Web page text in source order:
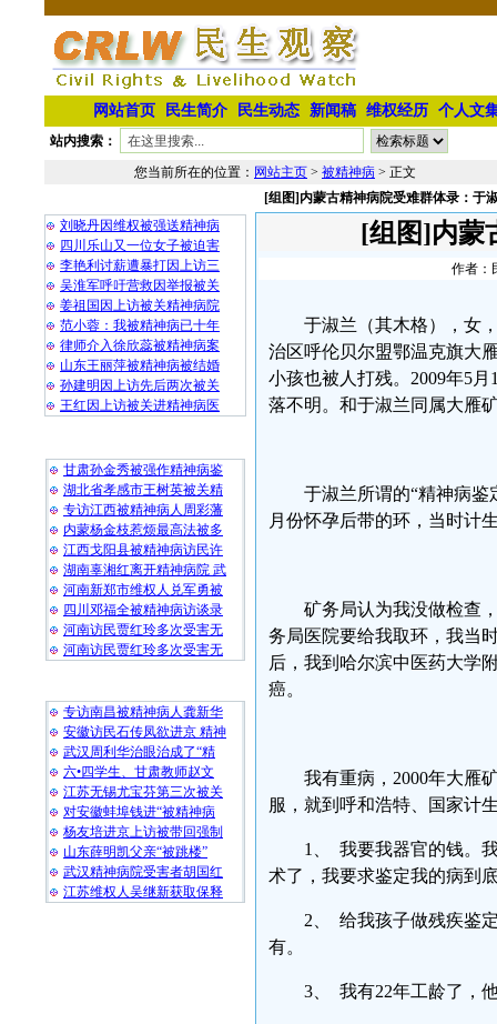
网站首页 民生简介 民生动态 新闻稿 维权经历 个人文
站内搜索：
您当前所在的位置： 网站主页 > 被精神病 > 正文
刘晓丹因维权被强送精神病
四川乐山又一位女子被迫害
李艳利讨薪遭暴打因上访三
吴淮军呼吁营救因举报被关
姜祖国因上访被关精神病院
范小蓉：我被精神病已十年
律师介入徐欣蕊被精神病案
山东王丽萍被精神病被结婚
孙建明因上访先后两次被关
王红因上访被关进精神病医
甘肃孙金秀被强作精神病鉴
湖北省孝感市王树英被关精
专访江西被精神病人周彩藩
内蒙杨金枝惹烦最高法被多
江西戈阳县被精神病访民许
湖南辜湘红离开精神病院 武
河南新郑市维权人兑军勇被
四川邓福全被精神病访谈录
河南访民贾红玲多次受害无
河南访民贾红玲多次受害无
专访南昌被精神病人龚新华
安徽访民石传凤欲进京 精神
武汉周利华治眼治成了“精
六•四学生、甘肃教师赵文
江苏无锡尤宝芬第三次被关
对安徽蚌埠钱进“被精神病
杨友培进京上访被带回强制
山东薛明凯父亲“被跳楼”
武汉精神病院受害者胡国红
江苏维权人吴继新获取保释
[组图]内蒙古精神病院受难群体录：于
[组图]内蒙
作者：
于淑兰（其木格），女
治区呼伦贝尔盟鄂温克旗大
小孩也被人打残。2009年5
落不明。和于淑兰同属大雁
于淑兰所谓的“精神病鉴
月份怀孕后带的环，当时计
矿务局认为我没做检查
务局医院要给我取环，我当
后，我到哈尔滨中医药大学
癌。
我有重病，2000年大雁
服，就到呼和浩特、国家计
1、 我要我器官的钱。
术了，我要求鉴定我的病到
2、 给我孩子做残疾鉴
有。
3、 我有22年工龄了，